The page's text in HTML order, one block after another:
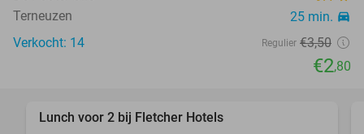
Terneuzen 25 min. directions_car
Verkocht: 14 Regulier €3,50
€2,80
Lunch voor 2 bij Fletcher Hotels